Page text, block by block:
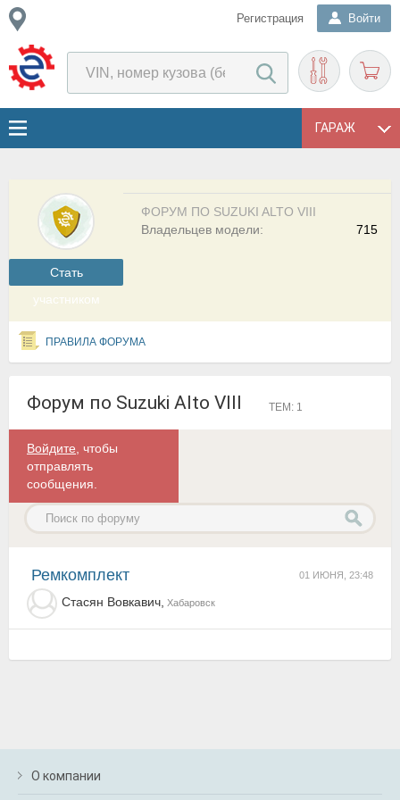
Регистрация Войти
ГАРАЖ
Cтать
участником
ФОРУМ ПО SUZUKI ALTO VIII
715
Владельцев модели:
ПРАВИЛА ФОРУМА
Форум по Suzuki Alto VIII ТЕМ: 1
Войдите , чтобы
отправлять
сообщения.
01 ИЮНЯ, 23:48
Ремкомплект
Стасян Вовкавич, Хабаровск
О компании